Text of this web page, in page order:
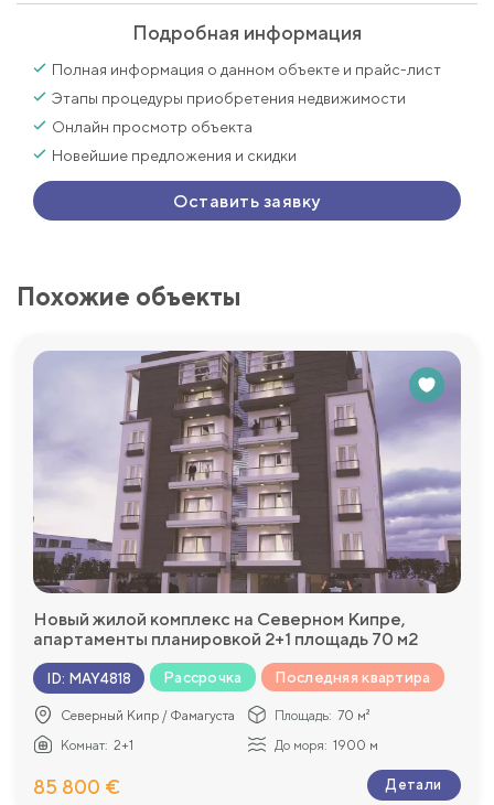
Подробная информация
Полная информация о данном объекте и прайс-лист
Этапы процедуры приобретения недвижимости
Онлайн просмотр объекта
Новейшие предложения и скидки
Оставить заявку
Похожие объекты
Новый жилой комплекс на Северном Кипре,
апартаменты планировкой 2+1 площадь 70 м2
ID: MAY4818 Рассрочка Последняя квартира
Северный Кипр / Фамагуста Площадь: 70 м²
Комнат: 2+1 До моря: 1900 м
85 800 € Детали